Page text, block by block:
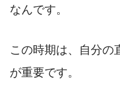
なんです。
この時期は、自分の
が重要です。